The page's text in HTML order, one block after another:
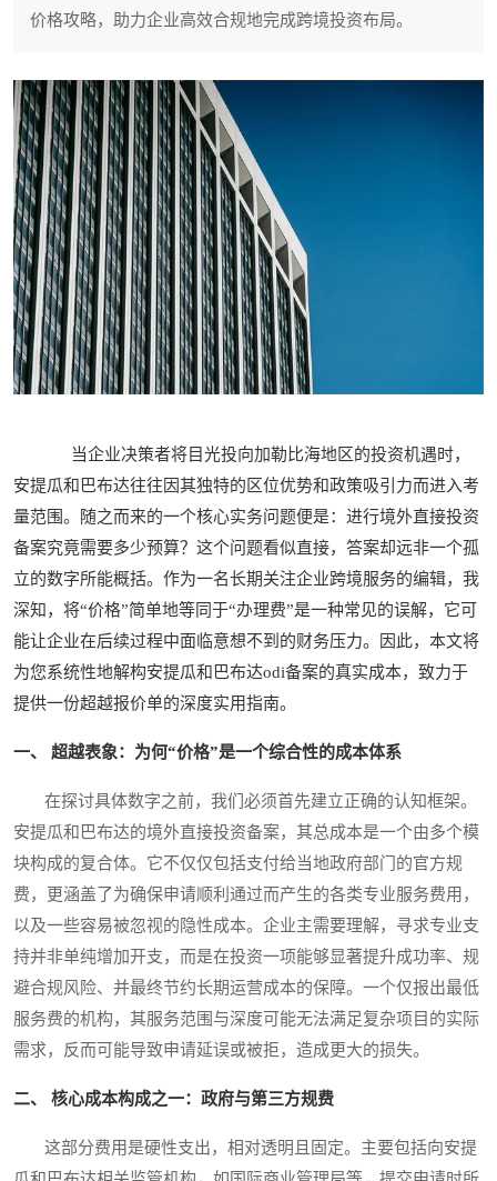
价格攻略，助力企业高效合规地完成跨境投资布局。
当企业决策者将目光投向加勒比海地区的投资机遇时，
安提瓜和巴布达往往因其独特的区位优势和政策吸引力而进入考
量范围。随之而来的一个核心实务问题便是：进行境外直接投资
备案究竟需要多少预算？这个问题看似直接，答案却远非一个孤
立的数字所能概括。作为一名长期关注企业跨境服务的编辑，我
深知，将“价格”简单地等同于“办理费”是一种常见的误解，它可
能让企业在后续过程中面临意想不到的财务压力。因此，本文将
为您系统性地解构安提瓜和巴布达odi备案的真实成本，致力于
提供一份超越报价单的深度实用指南。
一、 超越表象：为何“价格”是一个综合性的成本体系
在探讨具体数字之前，我们必须首先建立正确的认知框架。
安提瓜和巴布达的境外直接投资备案，其总成本是一个由多个模
块构成的复合体。它不仅仅包括支付给当地政府部门的官方规
费，更涵盖了为确保申请顺利通过而产生的各类专业服务费用，
以及一些容易被忽视的隐性成本。企业主需要理解，寻求专业支
持并非单纯增加开支，而是在投资一项能够显著提升成功率、规
避合规风险、并最终节约长期运营成本的保障。一个仅报出最低
服务费的机构，其服务范围与深度可能无法满足复杂项目的实际
需求，反而可能导致申请延误或被拒，造成更大的损失。
二、 核心成本构成之一：政府与第三方规费
这部分费用是硬性支出，相对透明且固定。主要包括向安提